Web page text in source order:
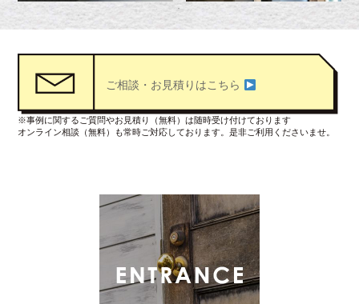
ご相談・お見積りはこちら
※事例に関するご質問やお見積り（無料）は随時受け付けております
オンライン相談（無料）も常時ご対応しております。是非ご利用くださいませ。